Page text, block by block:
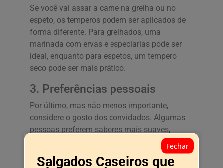
Se você vai assar a carne na grelha ou no
espeto, os temperos podem ser aplicados de
forma diferente. Para grelhados, uma
marinada com ervas e especiarias pode ser
ideal, enquanto para espetos, um tempero
seco pode ser mais prático.
3. Preferências pessoais
Por último, mas não menos importante,
considere o gosto dos convidados. Algumas
pessoas preferem sabores mais suaves,
enquanto outras gostam de um toque picante.
Uma boa ideia é preparar diferentes opções de
temperos para agradar a todos.
Salgados Caseiros que
Fechar